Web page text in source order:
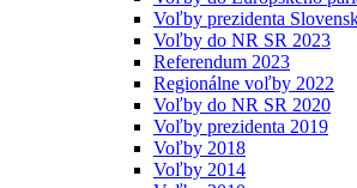
Voľby prezidenta
Voľby do NR SR 2023
Referendum 2023
Regionálne voľby 2022
Voľby do NR SR 2020
Voľby prezidenta 2019
Voľby 2018
Voľby 2014